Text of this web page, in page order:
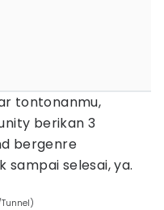
tontonanmu,
berikan 3
bergenre
sampai selesai, ya.